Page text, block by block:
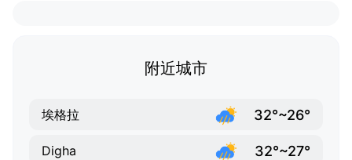
附近城市
埃格拉 32°~26°
Digha 32°~27°